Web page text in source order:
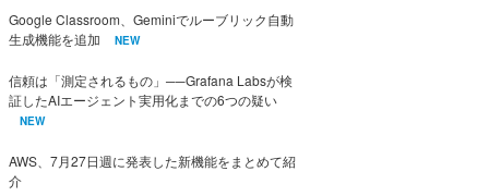
Google Classroom、Geminiでルーブリック自動
生成機能を追加
NEW
信頼は「測定されるもの」──Grafana Labsが検
証したAIエージェント実用化までの6つの疑い
NEW
AWS、7月27日週に発表した新機能をまとめて紹
介